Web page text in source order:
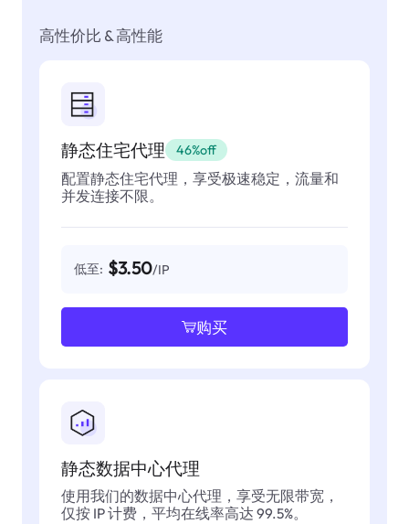
高性价比 & 高性能
静态住宅代理 46%off
配置静态住宅代理，享受极速稳定，流量和
并发连接不限。
低至: $3.50/IP
购买
静态数据中心代理
使用我们的数据中心代理，享受无限带宽，
仅按 IP 计费，平均在线率高达 99.5%。